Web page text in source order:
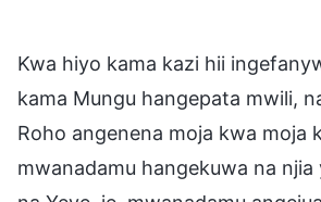
Kwa hiyo kama kazi hii
kama Mungu hangepata mwili,
Roho angenena moja kwa moja
mwanadamu hangekuwa na njia